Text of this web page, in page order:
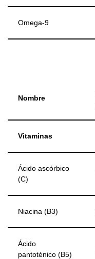
Omega-9
Nombre
Vitaminas
Ácido ascórbico
(C)
Niacina (B3)
Ácido
pantoténico (B5)